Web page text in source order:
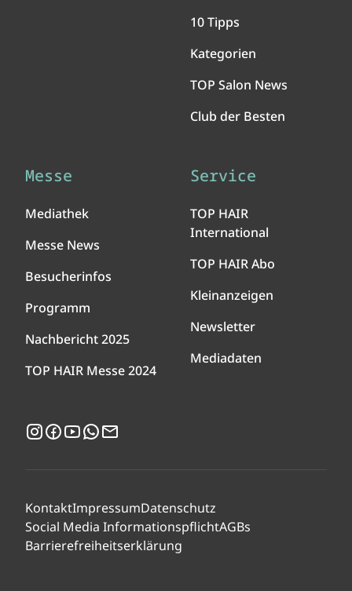
10 Tipps
Kategorien
TOP Salon News
Club der Besten
Messe
Mediathek
Messe News
Besucherinfos
Programm
Nachbericht 2025
TOP HAIR Messe 2024
Service
TOP HAIR
International
TOP HAIR Abo
Kleinanzeigen
Newsletter
Mediadaten
Instagram
Facebook
YouTubeWhatsApp
KontaktImpressumDatenschutz
Social Media InformationspflichtAGBs
Barrierefreiheitserklärung